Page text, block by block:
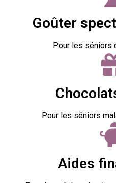
Goûter
Pour les séniors
Pour les séniors
Aides